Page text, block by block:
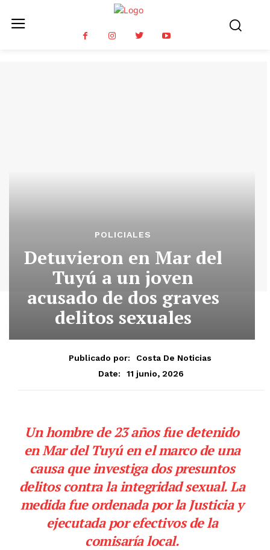
POLICIALES
Detuvieron en Mar del
Tuyú a un joven
acusado de dos graves
delitos sexuales
Publicado por:
Costa De Noticias
Date:
11 junio, 2026
Un hombre de 23 años fue detenido
en Mar del Tuyú en el marco de una
causa que investiga dos presuntos
delitos contra la integridad sexual. La
medida fue ordenada por la Justicia y
ejecutada por efectivos de la
comisaría local.